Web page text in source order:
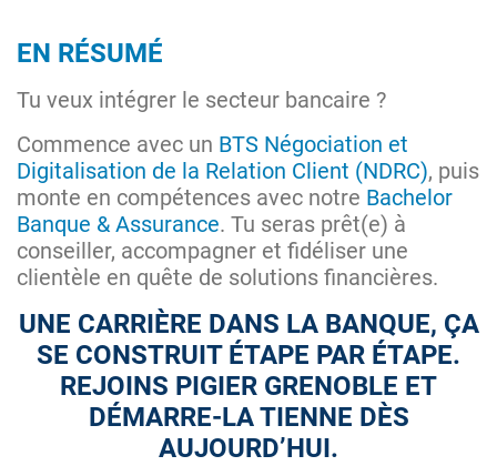
EN RÉSUMÉ
Tu veux intégrer le secteur bancaire ?
Commence avec un BTS Négociation et
Digitalisation de la Relation Client (NDRC), puis
monte en compétences avec notre Bachelor
Banque & Assurance. Tu seras prêt(e) à
conseiller, accompagner et fidéliser une
clientèle en quête de solutions financières.
UNE CARRIÈRE DANS LA BANQUE, ÇA
SE CONSTRUIT ÉTAPE PAR ÉTAPE.
REJOINS PIGIER GRENOBLE ET
DÉMARRE-LA TIENNE DÈS
AUJOURD’HUI.